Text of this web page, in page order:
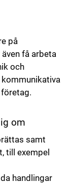
på
få arbeta
och
om
samt
till exempel
handlingar